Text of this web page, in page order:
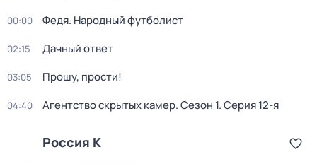
00:00 Федя. Народный футболист
02:15 Дачный ответ
03:05 Прошу, прости!
04:40 Агентство скрытых камер. Сезон 1. Серия 12-я
Россия К